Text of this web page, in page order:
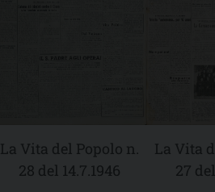
La Vita del Popolo n.
28 del 14.7.1946
La Vita
27